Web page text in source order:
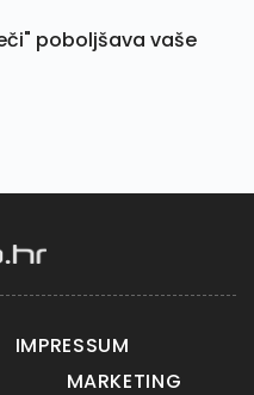
poboljšava vaše
IMPRESSUM
MARKETING